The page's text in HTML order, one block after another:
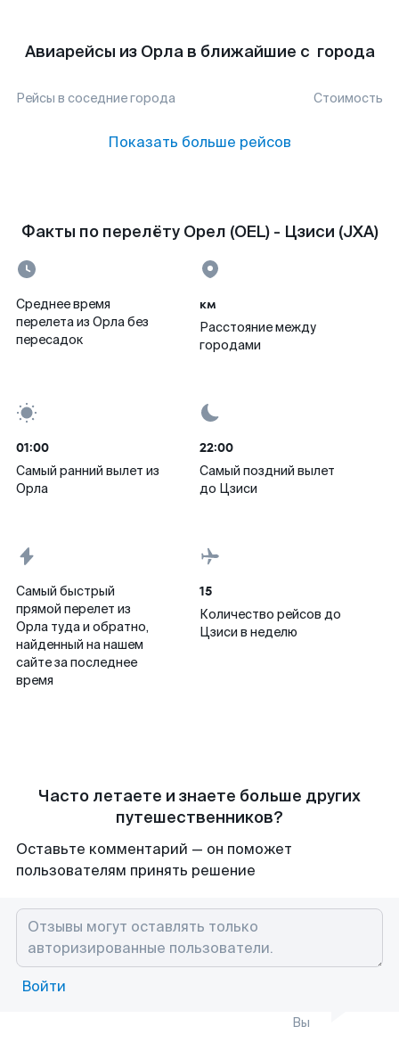
Авиарейсы из Орла в ближайшие с города
Рейсы в соседние города Стоимость
Показать больше рейсов
Факты по перелёту Орел (OEL) - Цзиси (JXA)
Среднее время
перелета из Орла без
пересадок
км
Расстояние между
городами
01:00
Самый ранний вылет из
Орла
22:00
Самый поздний вылет
до Цзиси
Самый быстрый
прямой перелет из
Орла туда и обратно,
найденный на нашем
сайте за последнее
время
15
Количество рейсов до
Цзиси в неделю
Часто летаете и знаете больше других
путешественников?
Оставьте комментарий — он поможет
пользователям принять решение
Войти
Вы